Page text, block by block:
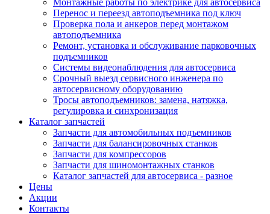
Монтажные работы по электрике для автосервиса
Перенос и переезд автоподъемника под ключ
Проверка пола и анкеров перед монтажом
автоподъемника
Ремонт, установка и обслуживание парковочных
подъемников
Системы видеонаблюдения для автосервиса
Срочный выезд сервисного инженера по
автосервисному оборудованию
Тросы автоподъемников: замена, натяжка,
регулировка и синхронизация
Каталог запчастей
Запчасти для автомобильных подъемников
Запчасти для балансировочных станков
Запчасти для компрессоров
Запчасти для шиномонтажных станков
Каталог запчастей для автосервиса - разное
Цены
Акции
Контакты